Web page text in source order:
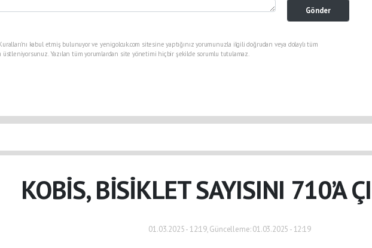
Gönder
kabul etmiş bulunuyor ve yenigolcuk.com sitesine yaptığınız yorumunuzla ilgili doğrudan veya dolaylı tüm
üstleniyorsunuz. Yazılan tüm yorumlardan site yönetimi hiçbir şekilde sorumlu tutulamaz.
KOBİS, BİSİKLET SAYISINI 710’A
01.03.2025 - 12:19, Güncelleme: 01.03.2025 - 12:19